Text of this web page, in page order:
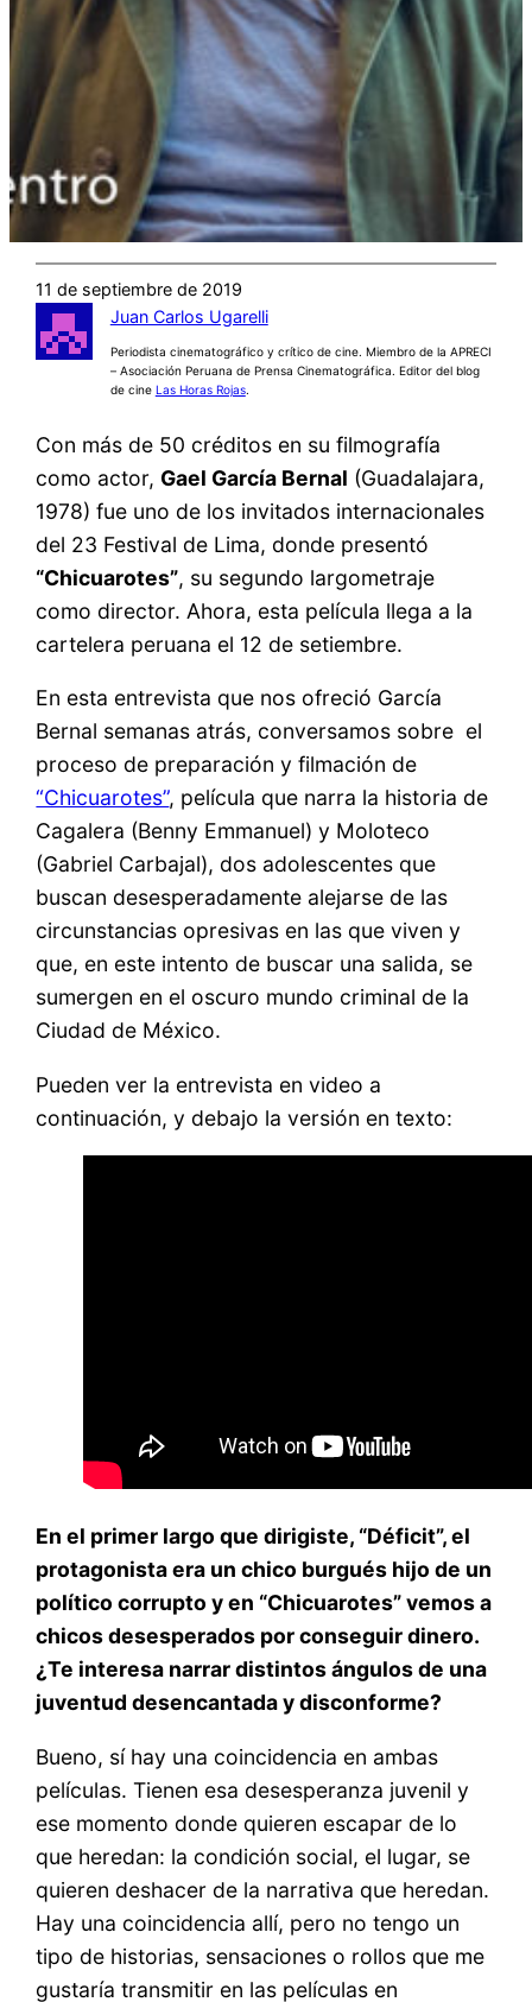
11 de septiembre de 2019
Juan Carlos Ugarelli
Periodista cinematográfico y crítico de cine. Miembro de la APRECI
– Asociación Peruana de Prensa Cinematográfica. Editor del blog
de cine Las Horas Rojas.
Con más de 50 créditos en su filmografía
como actor, Gael García Bernal (Guadalajara,
1978) fue uno de los invitados internacionales
del 23 Festival de Lima, donde presentó
“Chicuarotes”, su segundo largometraje
como director. Ahora, esta película llega a la
cartelera peruana el 12 de setiembre.
En esta entrevista que nos ofreció García
Bernal semanas atrás, conversamos sobre el
proceso de preparación y filmación de
“Chicuarotes”, película que narra la historia de
Cagalera (Benny Emmanuel) y Moloteco
(Gabriel Carbajal), dos adolescentes que
buscan desesperadamente alejarse de las
circunstancias opresivas en las que viven y
que, en este intento de buscar una salida, se
sumergen en el oscuro mundo criminal de la
Ciudad de México.
Pueden ver la entrevista en video a
continuación, y debajo la versión en texto:
En el primer largo que dirigiste, “Déficit”, el
protagonista era un chico burgués hijo de un
político corrupto y en “Chicuarotes” vemos a
chicos desesperados por conseguir dinero.
¿Te interesa narrar distintos ángulos de una
juventud desencantada y disconforme?
Bueno, sí hay una coincidencia en ambas
películas. Tienen esa desesperanza juvenil y
ese momento donde quieren escapar de lo
que heredan: la condición social, el lugar, se
quieren deshacer de la narrativa que heredan.
Hay una coincidencia allí, pero no tengo un
tipo de historias, sensaciones o rollos que me
gustaría transmitir en las películas en